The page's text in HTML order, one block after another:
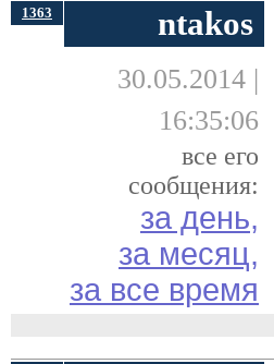
1363 ntakos
30.05.2014 |
16:35:06
все его
сообщения:
за день,
за месяц,
за все время